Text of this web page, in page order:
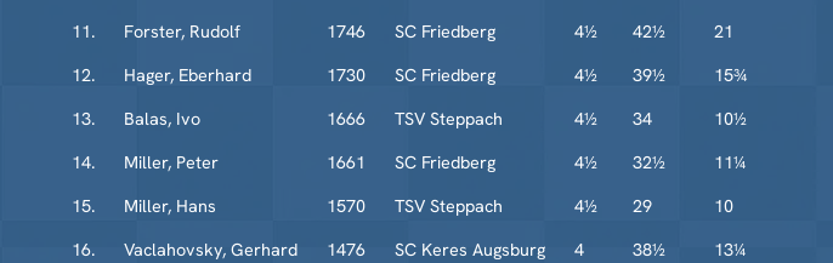
11.
Forster, Rudolf 1746 SC Friedberg 4½ 42½
21
12.
Hager, Eberhard 1730 SC Friedberg 4½ 39½
15¾
13.
Balas, Ivo 1666 TSV Steppach 4½ 34
10½
14.
Miller, Peter 1661 SC Friedberg 4½ 32½
11¼
15.
Miller, Hans 1570 TSV Steppach 4½ 29
10
16.
Vaclahovsky, Gerhard 1476 SC Keres Augsburg 4 38½
13¼